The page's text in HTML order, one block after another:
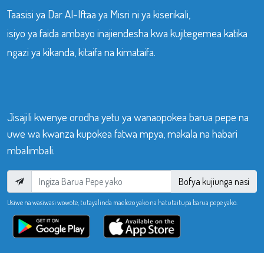
Taasisi ya Dar Al-Iftaa ya Misri ni ya kiserikali,
isiyo ya faida ambayo inajiendesha kwa kujitegemea katika
ngazi ya kikanda, kitaifa na kimataifa.
Jisajili kwenye orodha yetu ya wanaopokea barua pepe na
uwe wa kwanza kupokea fatwa mpya, makala na habari
mbalimbali.
Bofya kujiunga nasi
Usiwe na wasiwasi wowote, tutayalinda maelezo yako na hatutaitupa barua pepe yako.